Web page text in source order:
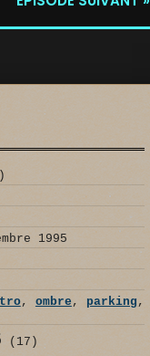
1995
, ombre , parking ,
(17)